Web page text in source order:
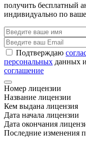
получить бесплатный
индивидуально по
Подтверждаю
персональных данных
соглашение
Номер лицензии
Название лицензии
Кем выдана лицензия
Дата начала лицензии
Дата окончания
Последние изменения